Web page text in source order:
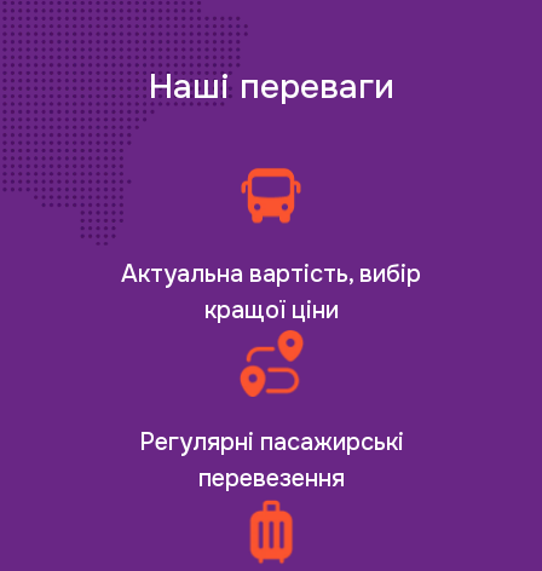
Наші переваги
Актуальна вартість, вибір
кращої ціни
Регулярні пасажирські
перевезення